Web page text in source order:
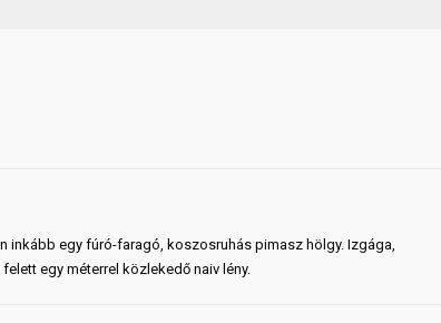
inkább egy fúró-faragó, koszosruhás pimasz hölgy. Izgága,
egy méterrel közlekedő naiv lény.